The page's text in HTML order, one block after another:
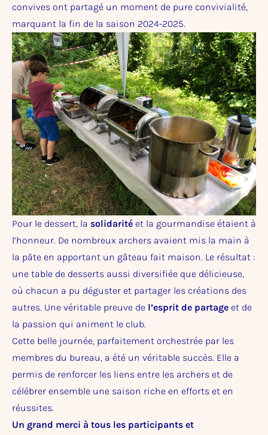
convives ont partagé un moment de pure convivialité,
marquant la fin de la saison 2024-2025.
Pour le dessert, la solidarité et la gourmandise étaient à
l’honneur. De nombreux archers avaient mis la main à
la pâte en apportant un gâteau fait maison. Le résultat :
une table de desserts aussi diversifiée que délicieuse,
où chacun a pu déguster et partager les créations des
autres. Une véritable preuve de l’esprit de partage et de
la passion qui animent le club.
Cette belle journée, parfaitement orchestrée par les
membres du bureau, a été un véritable succès. Elle a
permis de renforcer les liens entre les archers et de
célébrer ensemble une saison riche en efforts et en
réussites.
Un grand merci à tous les participants et